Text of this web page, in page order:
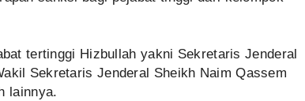
tertinggi Hizbullah yakni Sekretaris Jenderal
Sekretaris Jenderal Sheikh Naim Qassem
lainnya.